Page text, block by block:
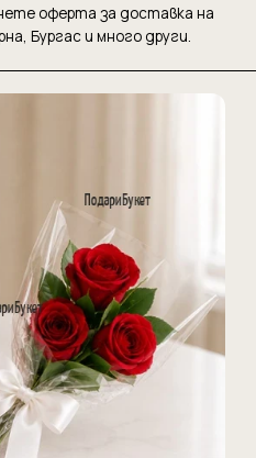
оферта за доставка на
Бургас и много други.